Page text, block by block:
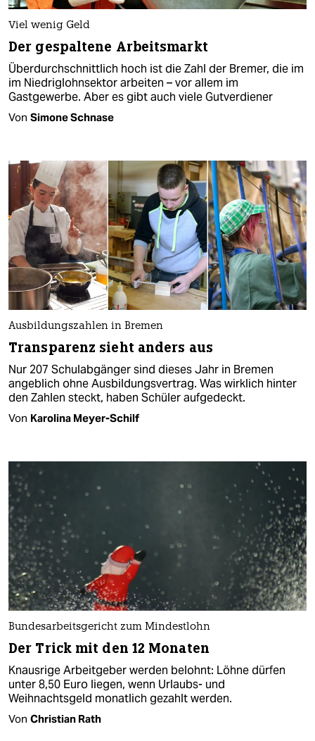
Viel wenig Geld
Der gespaltene Arbeitsmarkt
Überdurchschnittlich hoch ist die Zahl der Bremer, die im
im Niedriglohnsektor arbeiten – vor allem im
Gastgewerbe. Aber es gibt auch viele Gutverdiener
Von Simone Schnase
Ausbildungszahlen in Bremen
Transparenz sieht anders aus
Nur 207 Schulabgänger sind dieses Jahr in Bremen
angeblich ohne Ausbildungsvertrag. Was wirklich hinter
den Zahlen steckt, haben Schüler aufgedeckt.
Von Karolina Meyer-Schilf
Bundesarbeitsgericht zum Mindestlohn
Der Trick mit den 12 Monaten
Knausrige Arbeitgeber werden belohnt: Löhne dürfen
unter 8,50 Euro liegen, wenn Urlaubs- und
Weihnachtsgeld monatlich gezahlt werden.
Von Christian Rath